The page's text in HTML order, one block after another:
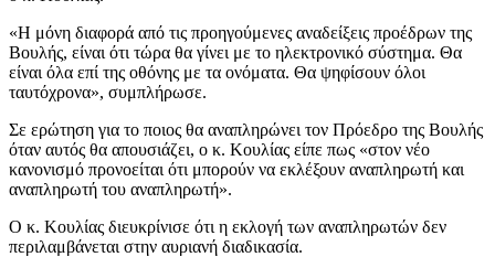
«Η μόνη διαφορά από τις προηγούμενες αναδείξεις προέδρων της
Βουλής, είναι ότι τώρα θα γίνει με το ηλεκτρονικό σύστημα. Θα
είναι όλα επί της οθόνης με τα ονόματα. Θα ψηφίσουν όλοι
ταυτόχρονα», συμπλήρωσε.
Σε ερώτηση για το ποιος θα αναπληρώνει τον Πρόεδρο της Βουλής
όταν αυτός θα απουσιάζει, ο κ. Κουλίας είπε πως «στον νέο
κανονισμό προνοείται ότι μπορούν να εκλέξουν αναπληρωτή και
αναπληρωτή του αναπληρωτή».
Ο κ. Κουλίας διευκρίνισε ότι η εκλογή των αναπληρωτών δεν
περιλαμβάνεται στην αυριανή διαδικασία.